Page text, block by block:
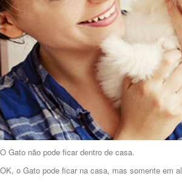
O Gato não pode ficar dentro de casa.
OK, o Gato pode ficar na casa, mas somente em